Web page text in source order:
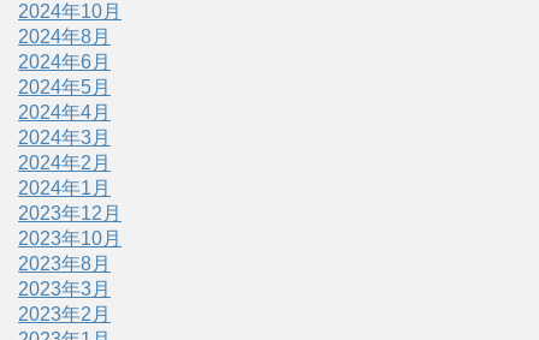
2024年10月
2024年8月
2024年6月
2024年5月
2024年4月
2024年3月
2024年2月
2024年1月
2023年12月
2023年10月
2023年8月
2023年3月
2023年2月